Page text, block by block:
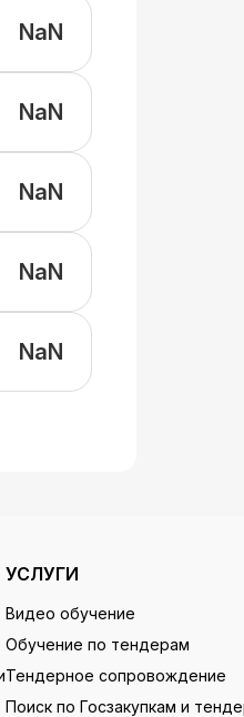
NaN
NaN
NaN
NaN
NaN
УСЛУГИ
Видео обучение
Обучение по тендерам
Тендерное сопровождение
Поиск по Госзакупкам и